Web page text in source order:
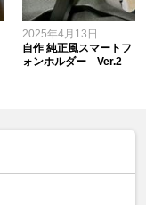
2025年4月13日
自作 純正風スマートフ
ォンホルダー Ver.2